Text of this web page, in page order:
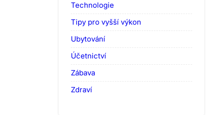
Technologie
Tipy pro vyšší výkon
Ubytování
Účetnictví
Zábava
Zdraví